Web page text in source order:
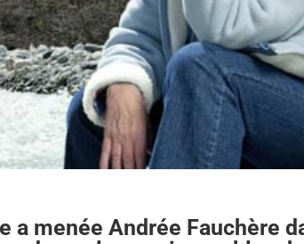
a menée Andrée Fauchère